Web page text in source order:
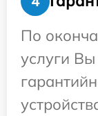
По
услуги